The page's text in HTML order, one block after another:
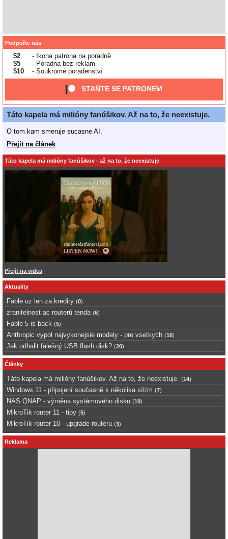
Podpořte nás
$2
- Ikona patrona na poradně
$5
- Poradna bez reklam
$10
- Soukromé poradenství
STAŇTE SE PATRONEM
Táto kapela má milióny fanúšikov. Až na to, že neexistuje.
O tom kam smeruje sucasne AI.
Přejít na článek
Táto kapela má milióny fanúšikov - až na to, že neexistuje
Přejít na videa
Aktuality
Fable uz len za kredity (0)
zranitelnost ac routerů tenda (6)
Fable 5 is back (5)
Anthropic vypol najvykonejsie modely - pre vsetkych (16)
Jak odhalit falešný USB flash disk? (20)
Články
Táto kapela má milióny fanúšikov. Až na to, že neexistuje. (14)
Windows 11 - připojení současně k několika sítím (7)
NAS QNAP - výměna systémového disku (10)
MikroTik router 11 - tipy (5)
MikroTik router 10 - upgrade routeru (3)
Reklama